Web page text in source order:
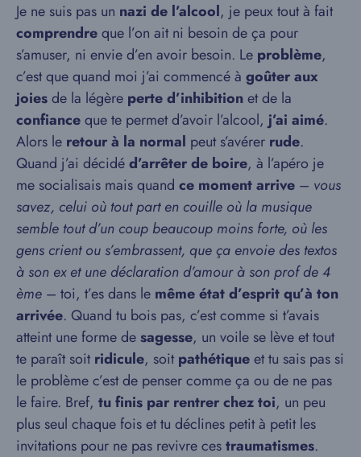
Je ne suis pas un nazi de l’alcool, je peux tout à fait
comprendreque l’on ait ni besoin de ça pour
s’amuser, ni envie d’en avoir besoin. Le problème,
c’est que quand moi j’ai commencé à goûter aux
joiesde la légère perte d’inhibitionet de la
confianceque te permet d’avoir l’alcool, j’ai aimé.
Alors le retour à la normal peut s’avérer rude.
Quand j’ai décidéd’arrêter de boire, à l’apéro je
me socialisais mais quand ce moment arrive – vous
savez, celui où tout part en couille où la musique
semble tout d’un coup beaucoup moins forte, où les
gens crient ou s’embrassent, que ça envoie des textos
à son ex et une déclaration d’amour à son prof de 4
ème – toi, t’es dans le même état d’esprit qu’à ton
arrivée. Quand tu bois pas, c’est comme si t’avais
atteint une forme desagesse, un voile se lève et tout
te paraît soitridicule, soitpathétiqueet tu sais pas si
le problème c’est de penser comme ça ou de ne pas
le faire. Bref, tu finis par rentrer chez toi, un peu
plus seul chaque fois et tu déclines petit à petit les
invitations pour ne pas revivre cestraumatismes.